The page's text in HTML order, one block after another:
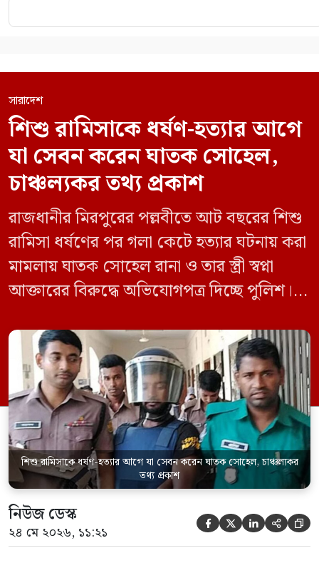
সারাদেশ
শিশু রামিসাকে ধর্ষণ-হত্যার আগে
যা সেবন করেন ঘাতক সোহেল,
চাঞ্চল্যকর তথ্য প্রকাশ
রাজধানীর মিরপুরের পল্লবীতে আট বছরের শিশু
রামিসা ধর্ষণের পর গলা কেটে হত্যার ঘটনায় করা
মামলায় ঘাতক সোহেল রানা ও তার স্ত্রী স্বপ্না
আক্তারের বিরুদ্ধে অভিযোগপত্র দিচ্ছে পুলিশ।
সেবন করেছিলেন বলে জবানবন্দিতে
জানিয়েছেন আসামি। রোববার (২৪ মে) সকালে
মামলার তদন্ত কর্মকর্তা পল্লবী থানার উপ-
পরিদর্শক অহিদুজ্জামান এ তথ্য নিছিত করেন।
তিনি বলেন, […]
শিশু রামিসাকে ধর্ষণ-হত্যার আগে যা সেবন করেন ঘাতক সোহেল, চাঞ্চল্যকর
তথ্য প্রকাশ
নিউজ ডেস্ক
২৪ মে ২০২৬, ১১:২১     